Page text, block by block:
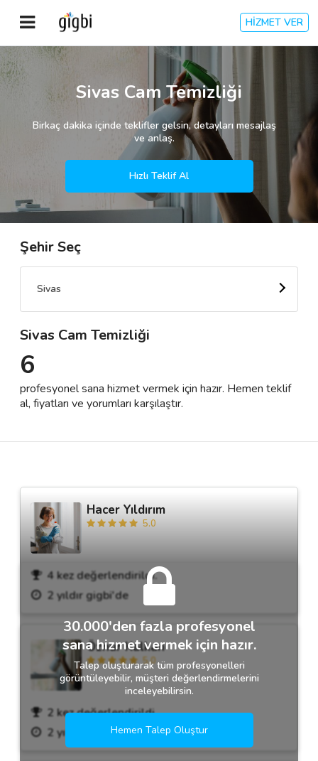
HİZMET VER
Anasayfa
Kategoriler
🎈 Biz Kimiz?
🌟 Müşteri Değerlendirmeleri
Destek
İletişim
Sivas Cam Temizliği
Birkaç dakika içinde teklifler gelsin, detayları mesajlaş
ve anlaş.
Hızlı Teklif Al
Şehir Seç
Sivas
Sivas Cam Temizliği
6
profesyonel sana hizmet vermek için hazır. Hemen teklif
al, fiyatları ve yorumları karşılaştır.
Hacer Yıldırım
5.0
4 kez değerlendirildi.
2 yıldır gigbi'de
Öznur Kalkan
5.0
2 kez değerlendirildi.
2 yıldır gigbi'de
30.000'den fazla profesyonel
sana hizmet vermek için hazır.
Talep oluşturarak tüm profesyonelleri
görüntüleyebilir, müşteri değerlendirmelerini
inceleyebilirsin.
Hemen Talep Oluştur